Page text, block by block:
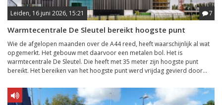
Leiden, 16 juni 2026, 15:21 7
Warmtecentrale De Sleutel bereikt hoogste punt
Wie de afgelopen maanden over de A44 reed, heeft waarschijnlijk al wat
opgemerkt. Het gebouw met daarvoor een metalen bol. Het is
warmtecentrale De Sleutel. Die heeft met 35 meter zijn hoogste punt
bereikt. Het bereiken van het hoogste punt werd vrijdag gevierd door...